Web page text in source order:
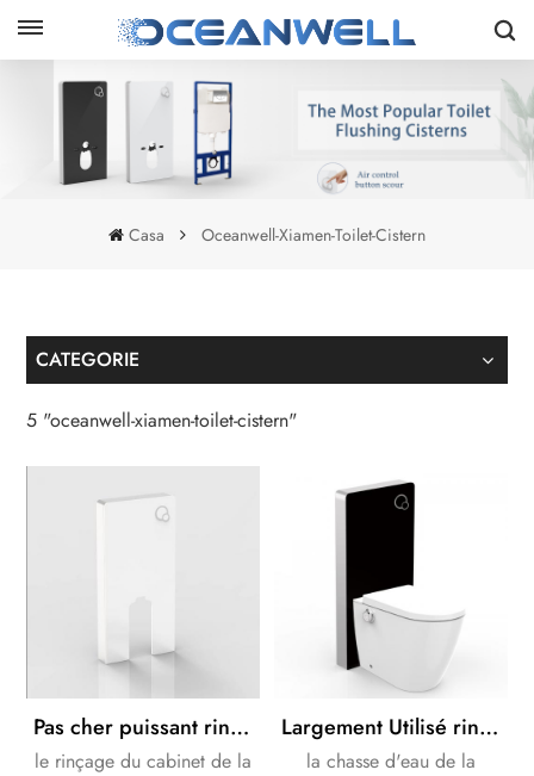
Casa Oceanwell-Xiamen-Toilet-Cistern
CATEGORIE
5 "oceanwell-xiamen-toilet-cistern"
Pas cher puissant rinçage salle de Bain couleur blanc toilettes citerne
le rinçage du cabinet de la
Largement Utilisé rinçage de couleur Noire en verre toilettes citerne
la chasse d'eau de la